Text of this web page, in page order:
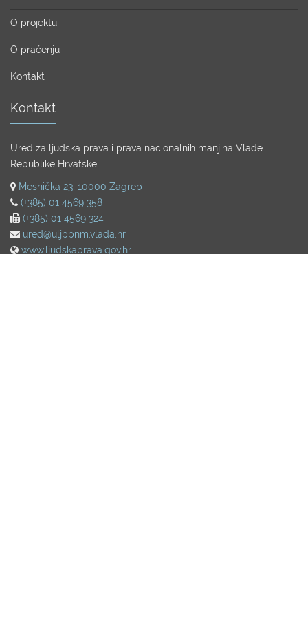
O projektu
O praćenju
Kontakt
Kontakt
Ured za ljudska prava i prava nacionalnih manjina Vlade
Republike Hrvatske
Mesnička 23, 10000 Zagreb
(+385) 01 4569 358
(+385) 01 4569 324
ured@uljppnm.vlada.hr
www.ljudskaprava.gov.hr